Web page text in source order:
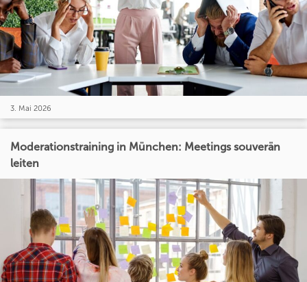
3. Mai 2026
Moderationstraining in München: Meetings souverän
leiten